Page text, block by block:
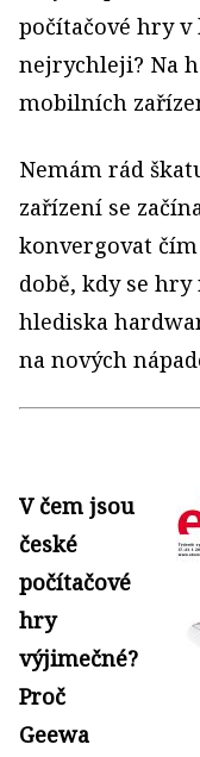
počítačové hry
nejrychleji? Na
mobilních
Nemám rád
zařízení se
konvergovat čím
době, kdy se
hlediska
na nových
V čem jsou
české
počítačové
hry
výjimečné?
Proč
Geewa